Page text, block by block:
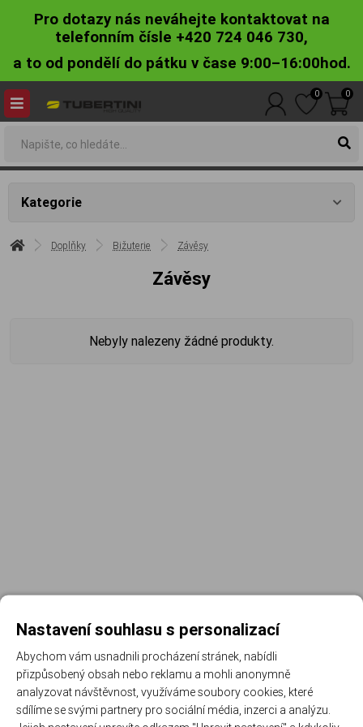
Pro dotazy nás neváhejte kontaktovat na
telefonním čísle +420 724 046 730,
a to od pondělí do pátku v čase 9:00–16:00hod.
0 0
Kategorie
Doplňky Bižuterie Závěsy
Závěsy
Nebyly nalezeny žádné produkty.
Registrujte se k odběru newsletteru a už Vám
nic neunikne
Nastavení souhlasu s personalizací
Abychom vám usnadnili procházení stránek, nabídli
přizpůsobený obsah nebo reklamu a mohli anonymně
analyzovat návštěvnost, využíváme soubory cookies, které
sdílíme se svými partnery pro sociální média, inzerci a analýzu.